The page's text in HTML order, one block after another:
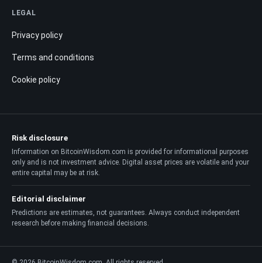
LEGAL
Privacy policy
Terms and conditions
Cookie policy
Risk disclosure
Information on BitcoinWisdom.com is provided for informational purposes
only and is not investment advice. Digital asset prices are volatile and your
entire capital may be at risk.
Editorial disclaimer
Predictions are estimates, not guarantees. Always conduct independent
research before making financial decisions.